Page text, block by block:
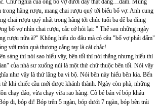
Chữ nghĩa của ông bố vợ dưới đây thật đáng…đấm. Mùng
trong hãng rượu, mang chai rượu quý tới biếu bố vợ. Anh cung
chai rượu quý nhất trong hãng tới chúc tuổi ba để ba dùng
bố vợ nhìn chai rượu, cắc cớ hỏi lại: " Thế sau những ngày
rượu nữa à?" Không hiểu do đâu mà có câu "bố vợ phải đấm"
với món quà thượng cẳng tay là cái chắc!
sáng thì nói sao hiểu vậy, bên tối thì nói thẳng nhưng hiểu thì
của nhà sư xuống núi là một thứ chữ thuộc bên tối. Nói vậy
như vậy là thứ lăng ba vi bộ. Nói bên này hiểu bên kia. Bến
tử khi chiếc cầu mới được khánh thành. Ngày còn phà, những
chạy đáo, vừa chạy vừa rao hàng. Cô bé bán ví bóp kháu
đi, bóp đi! Bóp trên 5 ngàn, bóp dưới 7 ngàn, bóp bên trái